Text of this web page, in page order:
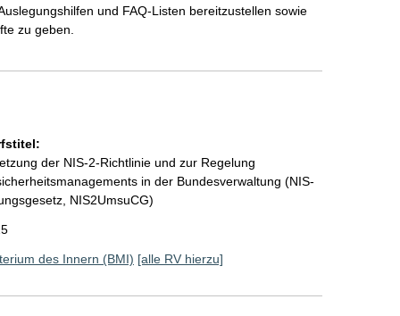
und FAQ-Listen bereitzustellen sowie
zu geben.
der NIS-2-Richtlinie und zur Regelung
in der Bundesverwaltung (NIS-
NIS2UmsuCG)
des Innern (BMI) [alle RV hierzu]